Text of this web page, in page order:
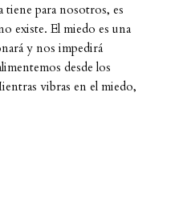
para nosotros, es
existe. El miedo es una
y nos impedirá
desde los
vibras en el miedo,